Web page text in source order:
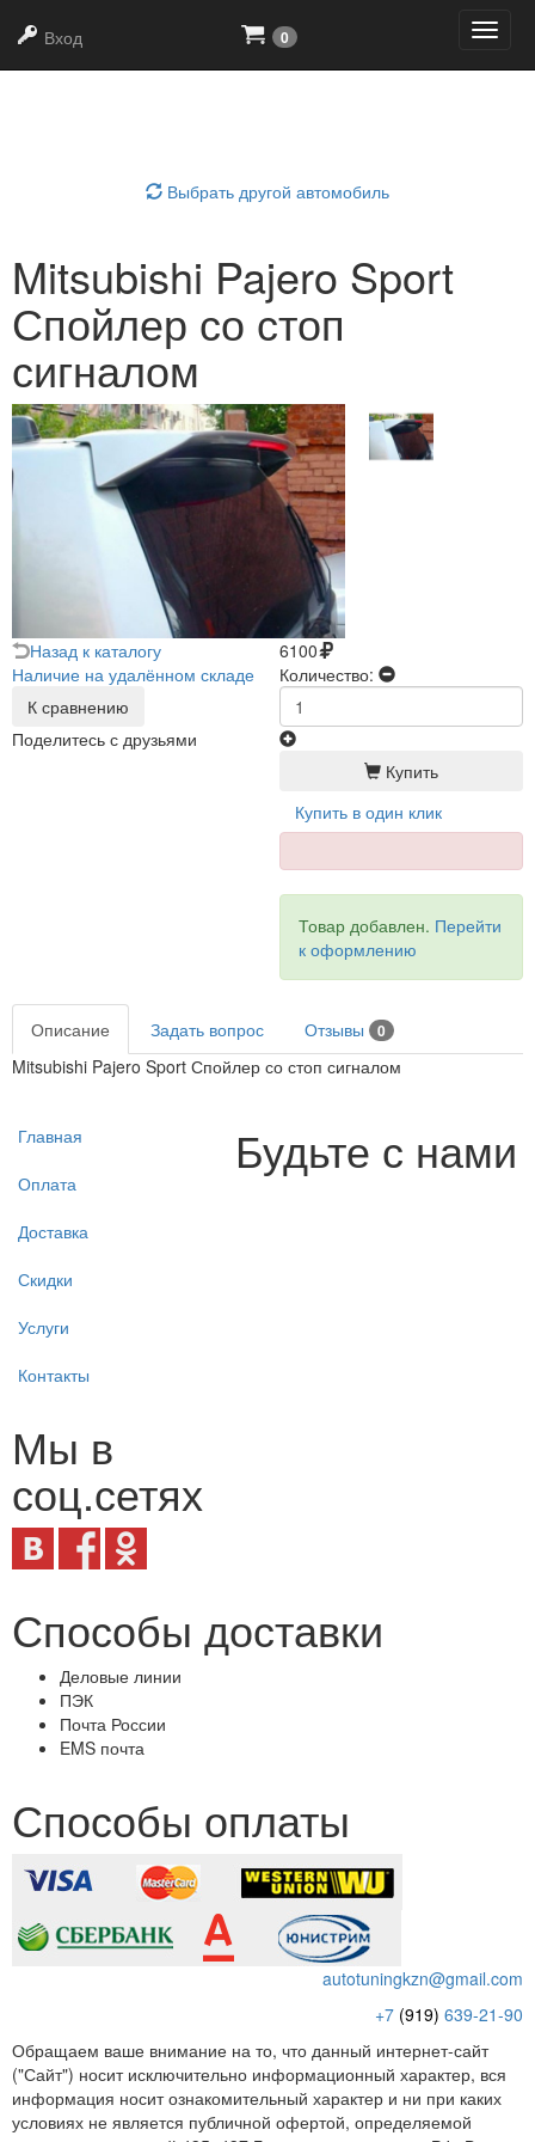
Вход 0
Выбрать другой автомобиль
Mitsubishi Pajero Sport
Спойлер со стоп
сигналом
Назад к каталогу
Наличие на удалённом складе
К сравнению
Поделитесь с друзьями
6100
Количество:
Купить
Купить в один клик
Товар добавлен. Перейти
к оформлению
Описание Задать вопрос Отзывы 0
Mitsubishi Pajero Sport Спойлер со стоп сигналом
Главная
Оплата
Доставка
Скидки
Услуги
Контакты
Мы в
соц.сетях
Будьте с нами
Способы доставки
Деловые линии
ПЭК
Почта России
EMS почта
Способы оплаты
autotuningkzn@gmail.com
+7 (919) 639-21-90
Обращаем ваше внимание на то, что данный интернет-сайт
("Сайт") носит исключительно информационный характер, вся
информация носит ознакомительный характер и ни при каких
условиях не является публичной офертой, определяемой